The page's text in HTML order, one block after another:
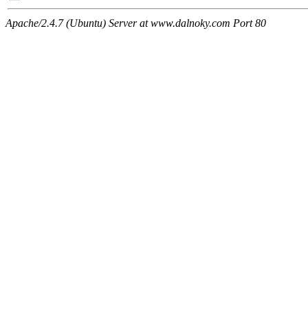
Apache/2.4.7 (Ubuntu) Server at www.dalnoky.com Port 80